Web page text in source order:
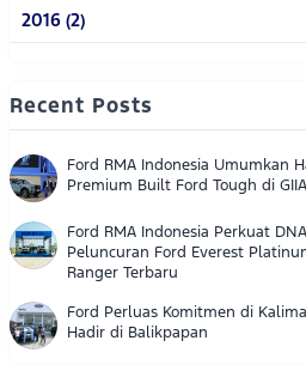
2016 (2)
Recent Posts
Ford RMA Indonesia Umumkan
Premium Built Ford Tough di
Ford RMA Indonesia Perkuat
Peluncuran Ford Everest
Ranger Terbaru
Ford Perluas Komitmen di
Hadir di Balikpapan